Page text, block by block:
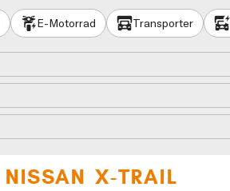
E-Motorrad Transporter
NISSAN X-TRAIL